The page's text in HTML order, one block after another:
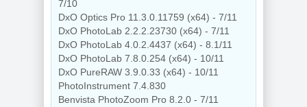
7/10
DxO Optics Pro 11.3.0.11759 (x64) - 7/11
DxO PhotoLab 2.2.2.23730 (x64) - 7/11
DxO PhotoLab 4.0.2.4437 (x64) - 8.1/11
DxO PhotoLab 7.8.0.254 (x64) - 10/11
DxO PureRAW 3.9.0.33 (x64) - 10/11
PhotoInstrument 7.4.830
Benvista PhotoZoom Pro 8.2.0 - 7/11